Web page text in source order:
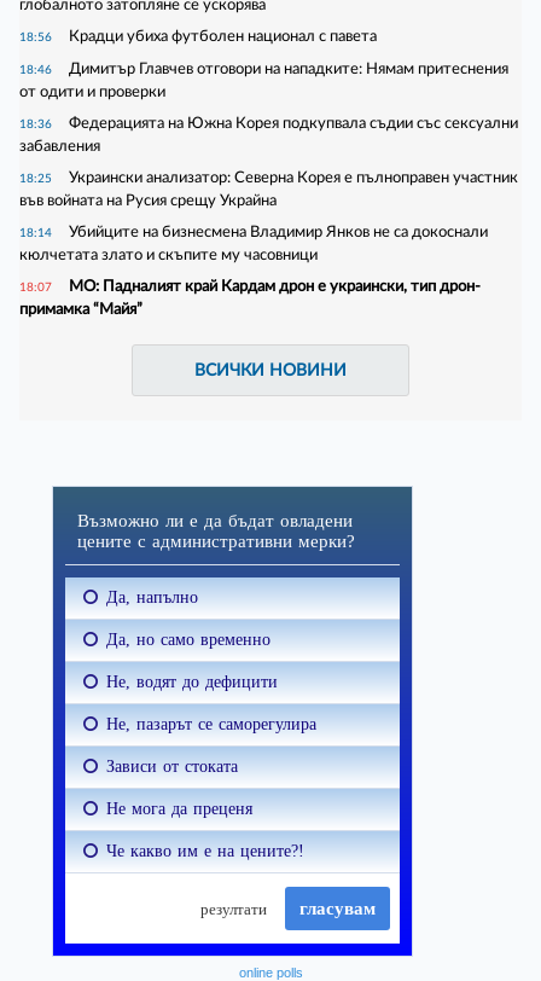
глобалното затопляне се ускорява
18:56 Крадци убиха футболен национал с павета
18:46
Димитър Главчев отговори на нападките: Нямам притеснения
от одити и проверки
18:36
Федерацията на Южна Корея подкупвала съдии със сексуални
забавления
18:25
Украински анализатор: Северна Корея е пълноправен участник
във войната на Русия срещу Украйна
18:14
Убийците на бизнесмена Владимир Янков не са докоснали
кюлчетата злато и скъпите му часовници
18:07
МО: Падналият край Кардам дрон е украински, тип дрон-
примамка “Майя”
ВСИЧКИ НОВИНИ
online polls